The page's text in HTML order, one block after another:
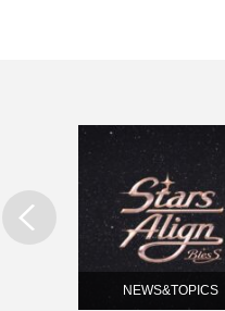
NEWS&TOPICS